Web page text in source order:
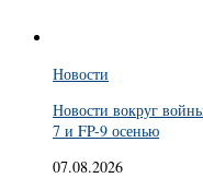
Новости
Новости вокруг
7 и FP-9 осенью
07.08.2026